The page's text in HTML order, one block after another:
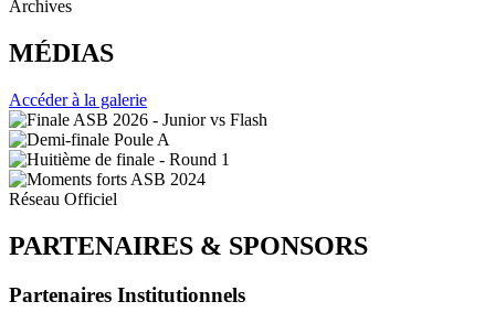
Archives
MÉDIAS
Accéder à la galerie
Réseau Officiel
PARTENAIRES & SPONSORS
Partenaires Institutionnels